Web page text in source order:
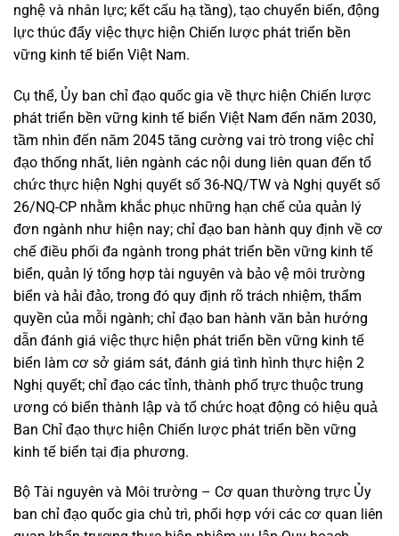
nghệ và nhân lực; kết cấu hạ tầng), tạo chuyển biến, động
lực thúc đẩy việc thực hiện Chiến lược phát triển bền
vững kinh tế biển Việt Nam.
Cụ thể, Ủy ban chỉ đạo quốc gia về thực hiện Chiến lược
phát triển bền vững kinh tế biển Việt Nam đến năm 2030,
tầm nhìn đến năm 2045 tăng cường vai trò trong việc chỉ
đạo thống nhất, liên ngành các nội dung liên quan đến tổ
chức thực hiện Nghị quyết số 36-NQ/TW và Nghị quyết số
26/NQ-CP nhằm khắc phục những hạn chế của quản lý
đơn ngành như hiện nay; chỉ đạo ban hành quy định về cơ
chế điều phối đa ngành trong phát triển bền vững kinh tế
biển, quản lý tổng hợp tài nguyên và bảo vệ môi trường
biển và hải đảo, trong đó quy định rõ trách nhiệm, thẩm
quyền của mỗi ngành; chỉ đạo ban hành văn bản hướng
dẫn đánh giá việc thực hiện phát triển bền vững kinh tế
biển làm cơ sở giám sát, đánh giá tình hình thực hiện 2
Nghị quyết; chỉ đạo các tỉnh, thành phố trực thuộc trung
ương có biển thành lập và tổ chức hoạt động có hiệu quả
Ban Chỉ đạo thực hiện Chiến lược phát triển bền vững
kinh tế biển tại địa phương.
Bộ Tài nguyên và Môi trường – Cơ quan thường trực Ủy
ban chỉ đạo quốc gia chủ trì, phối hợp với các cơ quan liên